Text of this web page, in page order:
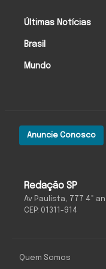
Redação SP
Av Paulista, 777 4º
CEP: 01311-914
Anuncie Conosco
Últimas Notícias
Brasil
Mundo
Quem Somos